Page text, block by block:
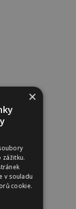
×
zážitku.
v souladu
cookie.